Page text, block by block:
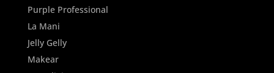
Purple Professional
La Mani
Jelly Gelly
Makear